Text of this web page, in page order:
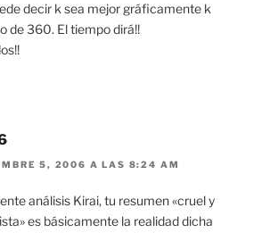
decir k sea mejor gráficamente k
de 360. El tiempo dirá!!
5, 2006 A LAS 8:24 AM
análisis Kirai, tu resumen «cruel y
es básicamente la realidad dicha